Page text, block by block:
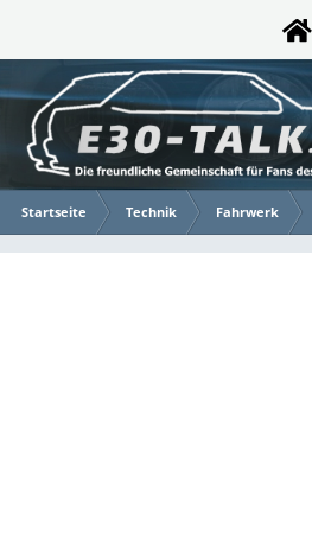
Startseite Technik Fahrwerk